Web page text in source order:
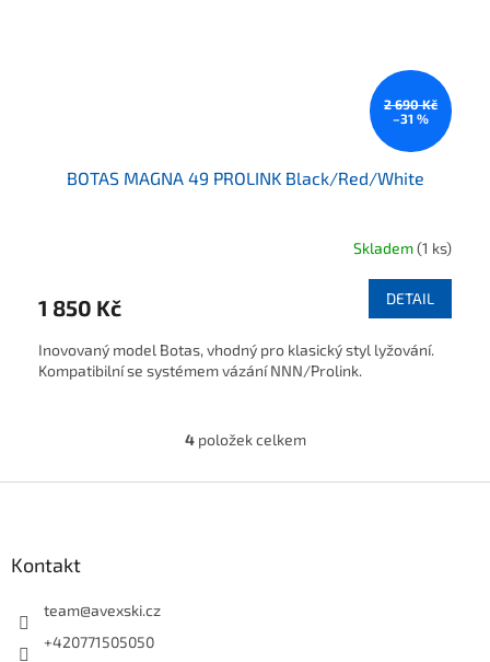
2 690 Kč
–31 %
BOTAS MAGNA 49 PROLINK Black/Red/White
Skladem(1 ks)
1 850 Kč DETAIL
Inovovaný model Botas, vhodný pro klasický styl lyžování.
Kompatibilní se systémem vázání NNN/Prolink.
Ovládací prvky výpisu
4položek celkem
Kontakt
team@avexski.cz
+420771505050